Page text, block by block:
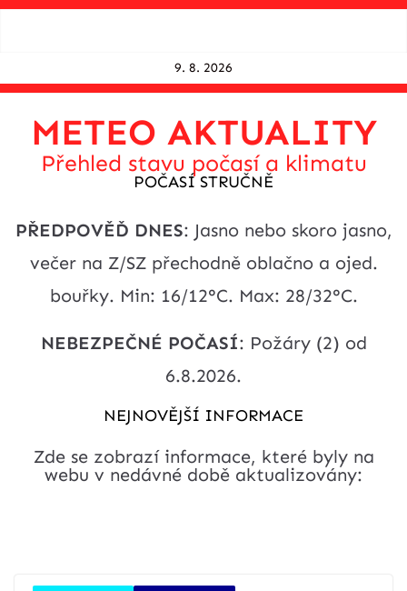
Skip
9. 8. 2026
METEO AKTUALITY
Přehled stavu počasí a klimatu
POČASÍ STRUČNĚ
PŘEDPOVĚĎ DNES: Jasno nebo skoro jasno,
večer na Z/SZ přechodně oblačno a ojed.
bouřky. Min: 16/12°C. Max: 28/32°C.
NEBEZPEČNÉ POČASÍ: Požáry (2) od
6.8.2026.
NEJNOVĚJŠÍ INFORMACE
Zde se zobrazí informace, které byly na
webu v nedávné době aktualizovány: